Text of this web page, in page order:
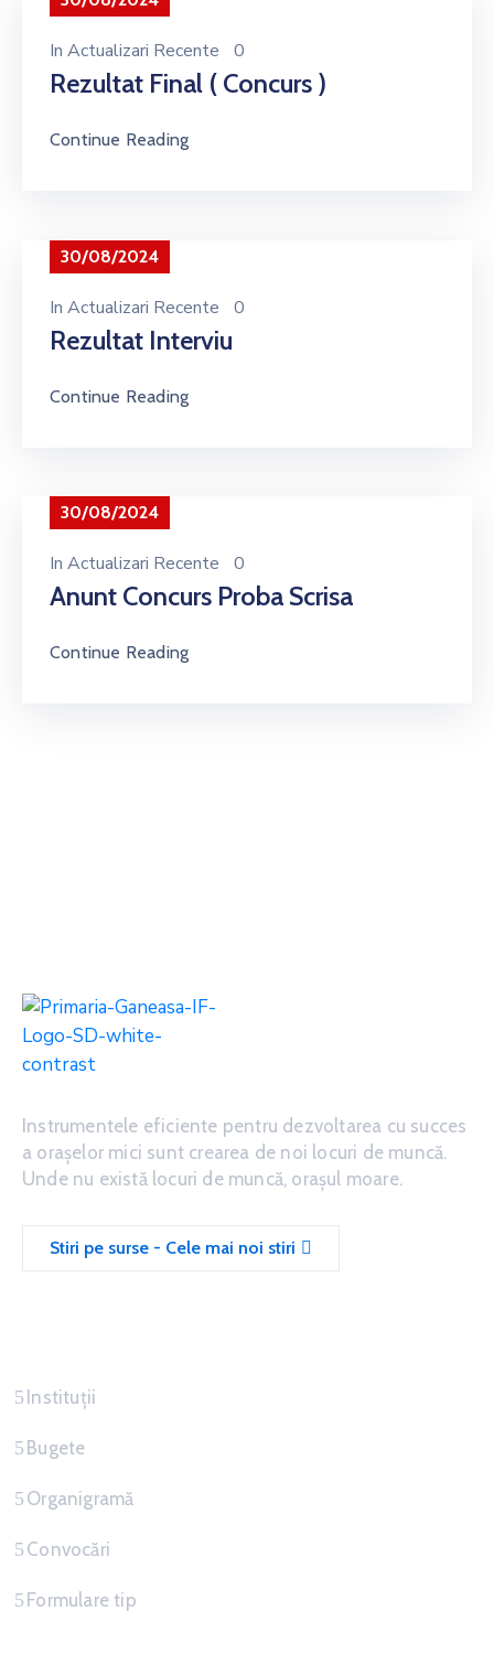
In Actualizari Recente 0
Rezultat Final ( Concurs )
Continue Reading
30/08/2024
In Actualizari Recente 0
Rezultat Interviu
Continue Reading
30/08/2024
In Actualizari Recente 0
Anunt Concurs Proba Scrisa
Continue Reading
Instrumentele eficiente pentru dezvoltarea cu succes
a oraşelor mici sunt crearea de noi locuri de muncă.
Unde nu există locuri de muncă, oraşul moare.
Stiri pe surse - Cele mai noi stiri
Instituții
Bugete
Organigramă
Convocări
Formulare tip